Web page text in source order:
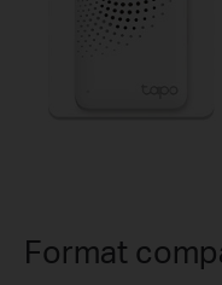
Format